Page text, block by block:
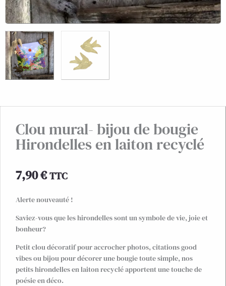
Clou mural- bijou de bougie
Hirondelles en laiton recyclé
7,90€TTC
Alerte nouveauté !
Saviez-vous que les hirondelles sont un symbole de vie, joie et
bonheur?
Petit clou décoratif pour accrocher photos, citations good
vibes ou bijou pour décorer une bougie toute simple, nos
petits hirondelles en laiton recyclé apportent une touche de
poésie en déco.